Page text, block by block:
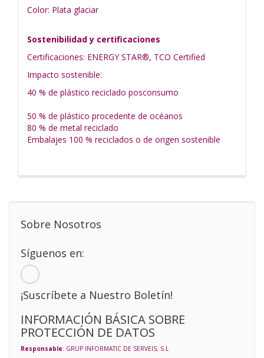
Color: Plata glaciar
Sostenibilidad y certificaciones
Certificaciones: ENERGY STAR®, TCO Certified
Impacto sostenible:
40 % de plástico reciclado posconsumo
50 % de plástico procedente de océanos
80 % de metal reciclado
Embalajes 100 % reciclados o de origen sostenible
Sobre Nosotros
Síguenos en:
¡Suscríbete a Nuestro Boletín!
INFORMACIÓN BÁSICA SOBRE
PROTECCIÓN DE DATOS
Responsable: GRUP INFORMATIC DE SERVEIS, S.L